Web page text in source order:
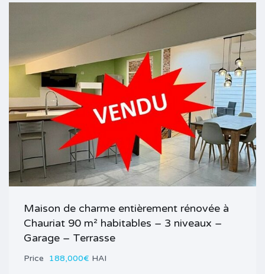
Maison de charme entièrement rénovée à
Chauriat 90 m² habitables – 3 niveaux –
Garage – Terrasse
Price 188,000€ HAI